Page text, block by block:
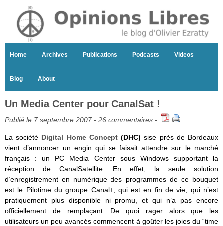
Home Archives Publications Podcasts Videos
Blog About
Un Media Center pour CanalSat !
Publié le 7 septembre 2007 - 26 commentaires -
La société Digital Home Concept(DHC)sise près de Bordeaux
vient d’annoncer un engin qui se faisait attendre sur le marché
français : un PC Media Center sous Windows supportant la
réception de CanalSatellite. En effet, la seule solution
d’enregistrement en numérique des programmes de ce bouquet
est le Pilotime du groupe Canal+, qui est en fin de vie, qui n’est
pratiquement plus disponible ni promu, et qui n’a pas encore
officiellement de remplaçant. De quoi rager alors que les
utilisateurs un peu avancés commencent à goûter les joies du “time